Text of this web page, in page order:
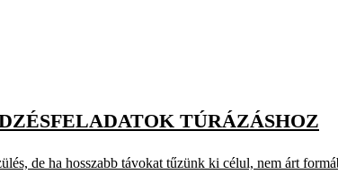
TÚRÁZÁSHOZ
de ha hosszabb távokat tűzünk ki célul, nem árt